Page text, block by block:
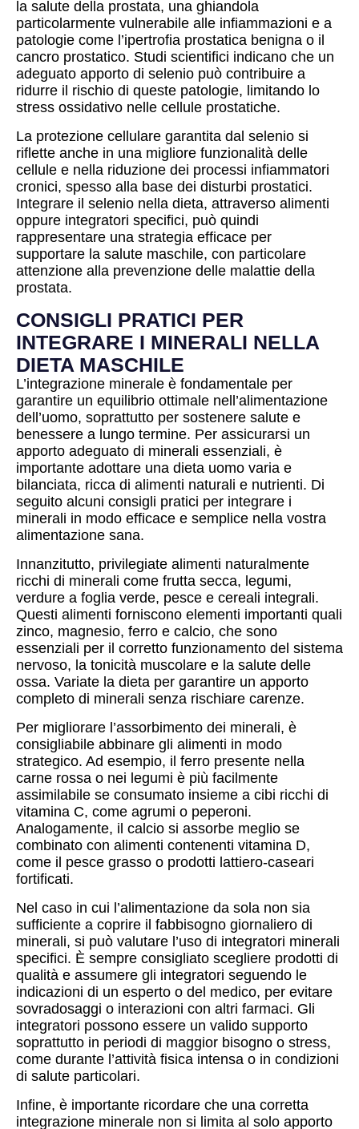
la salute della prostata, una ghiandola
particolarmente vulnerabile alle infiammazioni e a
patologie come l’ipertrofia prostatica benigna o il
cancro prostatico. Studi scientifici indicano che un
adeguato apporto di selenio può contribuire a
ridurre il rischio di queste patologie, limitando lo
stress ossidativo nelle cellule prostatiche.
La protezione cellulare garantita dal selenio si
riflette anche in una migliore funzionalità delle
cellule e nella riduzione dei processi infiammatori
cronici, spesso alla base dei disturbi prostatici.
Integrare il selenio nella dieta, attraverso alimenti
oppure integratori specifici, può quindi
rappresentare una strategia efficace per
supportare la salute maschile, con particolare
attenzione alla prevenzione delle malattie della
prostata.
CONSIGLI PRATICI PER
INTEGRARE I MINERALI NELLA
DIETA MASCHILE
L’integrazione minerale è fondamentale per
garantire un equilibrio ottimale nell’alimentazione
dell’uomo, soprattutto per sostenere salute e
benessere a lungo termine. Per assicurarsi un
apporto adeguato di minerali essenziali, è
importante adottare una dieta uomo varia e
bilanciata, ricca di alimenti naturali e nutrienti. Di
seguito alcuni consigli pratici per integrare i
minerali in modo efficace e semplice nella vostra
alimentazione sana.
Innanzitutto, privilegiate alimenti naturalmente
ricchi di minerali come frutta secca, legumi,
verdure a foglia verde, pesce e cereali integrali.
Questi alimenti forniscono elementi importanti quali
zinco, magnesio, ferro e calcio, che sono
essenziali per il corretto funzionamento del sistema
nervoso, la tonicità muscolare e la salute delle
ossa. Variate la dieta per garantire un apporto
completo di minerali senza rischiare carenze.
Per migliorare l’assorbimento dei minerali, è
consigliabile abbinare gli alimenti in modo
strategico. Ad esempio, il ferro presente nella
carne rossa o nei legumi è più facilmente
assimilabile se consumato insieme a cibi ricchi di
vitamina C, come agrumi o peperoni.
Analogamente, il calcio si assorbe meglio se
combinato con alimenti contenenti vitamina D,
come il pesce grasso o prodotti lattiero-caseari
fortificati.
Nel caso in cui l’alimentazione da sola non sia
sufficiente a coprire il fabbisogno giornaliero di
minerali, si può valutare l’uso di integratori minerali
specifici. È sempre consigliato scegliere prodotti di
qualità e assumere gli integratori seguendo le
indicazioni di un esperto o del medico, per evitare
sovradosaggi o interazioni con altri farmaci. Gli
integratori possono essere un valido supporto
soprattutto in periodi di maggior bisogno o stress,
come durante l’attività fisica intensa o in condizioni
di salute particolari.
Infine, è importante ricordare che una corretta
integrazione minerale non si limita al solo apporto